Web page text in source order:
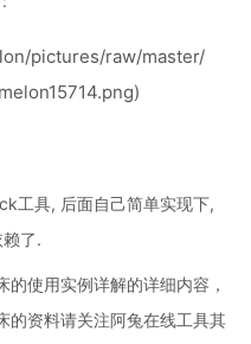
pictures/raw/master/
工具, 后面自己简单实现下,
了.
使用实例详解的详细内容，
的资料请关注阿兔在线工具其